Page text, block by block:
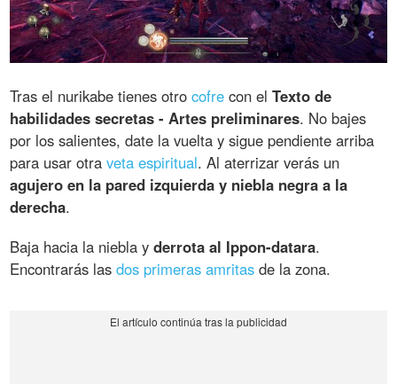
Tras el nurikabe tienes otrocofre con elTexto de
habilidades secretas - Artes preliminares. No bajes
por los salientes, date la vuelta y sigue pendiente arriba
para usar otraveta espiritual. Al aterrizar verás un
agujero en la pared izquierda y niebla negra a la
derecha.
Baja hacia la niebla yderrota al Ippon-datara.
Encontrarás lasdos primeras amritas de la zona.